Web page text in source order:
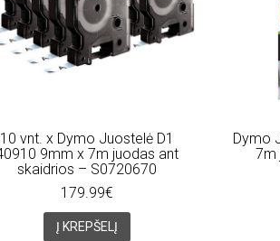
10 vnt. x Dymo Juostelė D1
9mm x 7m juodas ant
skaidrios – S0720670
179.99€
Į KREPŠELĮ
Dymo
7m